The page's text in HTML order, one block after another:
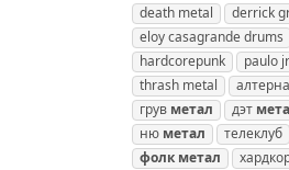
death metal
derrick
eloy casagrande drums
hardcorepunk
paulo
thrash metal
грув метал дэт
ню метал телеклуб
фолк метал